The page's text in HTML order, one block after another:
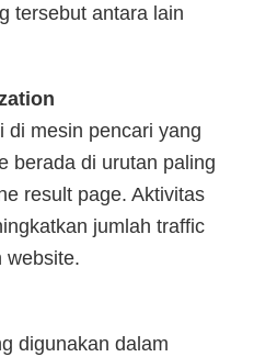
tersebut antara lain
di mesin pencari yang
berada di urutan paling
result page. Aktivitas
jumlah traffic
website.
digunakan dalam